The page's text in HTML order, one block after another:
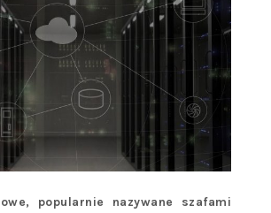
popularnie nazywane szafami